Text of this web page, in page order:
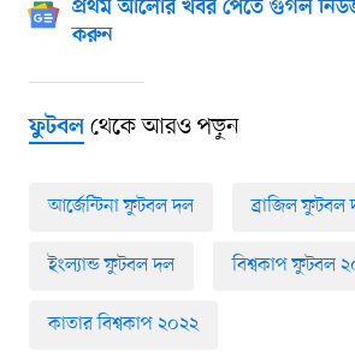
প্রথম আলোর খবর পেতে গুগল
করুন
ফুটবলথেকে আরও পড়ুন
আর্জেন্টিনা ফুটবল দল ব্রাজিল ফুটবল
ইংল্যান্ড ফুটবল দল বিশ্বকাপ ফুটবল
কাতার বিশ্বকাপ ২০২২